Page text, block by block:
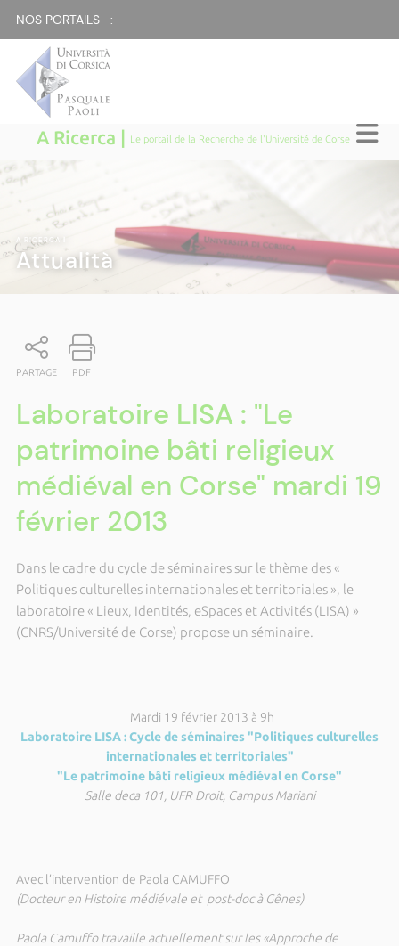
NOS PORTAILS :
A Ricerca | Le portail de la Recherche de l'Université de Corse
A RICERCA
Attualità
PARTAGE PDF
Laboratoire LISA : "Le
patrimoine bâti religieux
médiéval en Corse" mardi 19
février 2013
Dans le cadre du cycle de séminaires sur le thème des «
Politiques culturelles internationales et territoriales », le
laboratoire « Lieux, Identités, eSpaces et Activités (LISA) »
(CNRS/Université de Corse) propose un séminaire.
Mardi 19 février 2013 à 9h
Laboratoire LISA : Cycle de séminaires "Politiques culturelles
internationales et territoriales"
"Le patrimoine bâti religieux médiéval en Corse"
Salle deca 101, UFR Droit, Campus Mariani
Avec l’intervention de Paola CAMUFFO
(Docteur en Histoire médiévale et post-doc à Gênes)
Paola Camuffo travaille actuellement sur les «Approche de